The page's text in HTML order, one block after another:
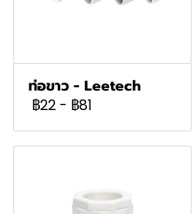
ท่อขาว - Leetech
฿22 - ฿81